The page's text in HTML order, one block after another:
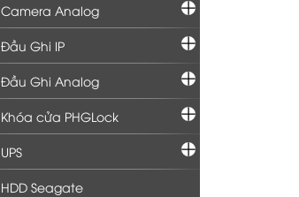
Camera Analog
Đầu Ghi IP
Đầu Ghi Analog
Khóa cửa PHGLock
UPS
HDD Seagate